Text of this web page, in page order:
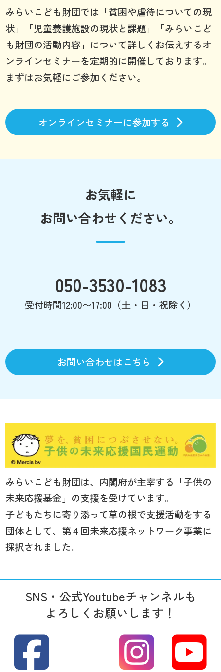
みらいこども財団では「貧困や虐待についての現
状」「児童養護施設の現状と課題」「みらいこど
も財団の活動内容」について詳しくお伝えするオ
ンラインセミナーを定期的に開催しております。
まずはお気軽にご参加ください。
オンラインセミナーに参加する
お気軽に
お問い合わせください。
050-3530-1083
受付時間12:00〜17:00（土・日・祝除く）
お問い合わせはこちら
みらいこども財団は、内閣府が主宰する「子供の
未来応援基金」の支援を受けています。
子どもたちに寄り添って草の根で支援活動をする
団体として、第４回未来応援ネットワーク事業に
採択されました。
SNS・公式Youtubeチャンネルも
よろしくお願いします！